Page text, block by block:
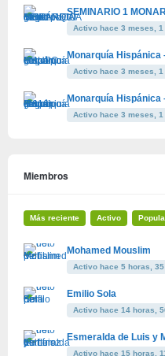
SEMINARIO 1
Activo hace 3 meses, 1
Monarquía Hispánica
Activo hace 3 meses, 1
Monarquía Hispánica
Activo hace 3 meses, 1
Miembros
Más reciente Activo
Mohamed Mouslim
Activo hace 5 horas,
Emilio Sola
Activo hace 14 horas,
Esmeralda de Luis y
Activo hace 15 horas,